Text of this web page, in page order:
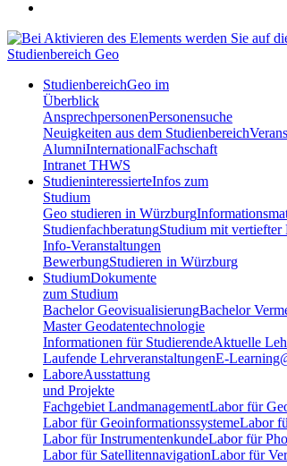
Studienbereich Geo
StudienbereichGeo im
Überblick
AnsprechpersonenPersonensuche
Neuigkeiten aus dem Studienbereich
AlumniInternationalFachschaft
Intranet THWS
StudieninteressierteInfos zum
Studium
Geo studieren in Würzburg
StudienfachberatungStudium mit vertiefter
Info-Veranstaltungen
BewerbungStudieren in Würzburg
StudiumDokumente
zum Studium
Bachelor GeovisualisierungBachelor
Master Geodatentechnologie
Informationen für StudierendeAktuelle
Laufende LehrveranstaltungenE-
LaboreAusstattung
und Projekte
Fachgebiet LandmanagementLabor für
Labor für GeoinformationssystemeLabor
Labor für InstrumentenkundeLabor für
Labor für SatellitennavigationLabor für